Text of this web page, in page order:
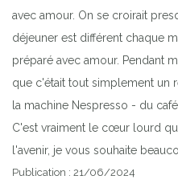
avec amour. On se croirait
déjeuner est différent chaque
préparé avec amour. Pendant
que c'était tout simplement un
la machine Nespresso - du
C'est vraiment le cœur lourd
l'avenir, je vous souhaite
Publication : 21/06/2024